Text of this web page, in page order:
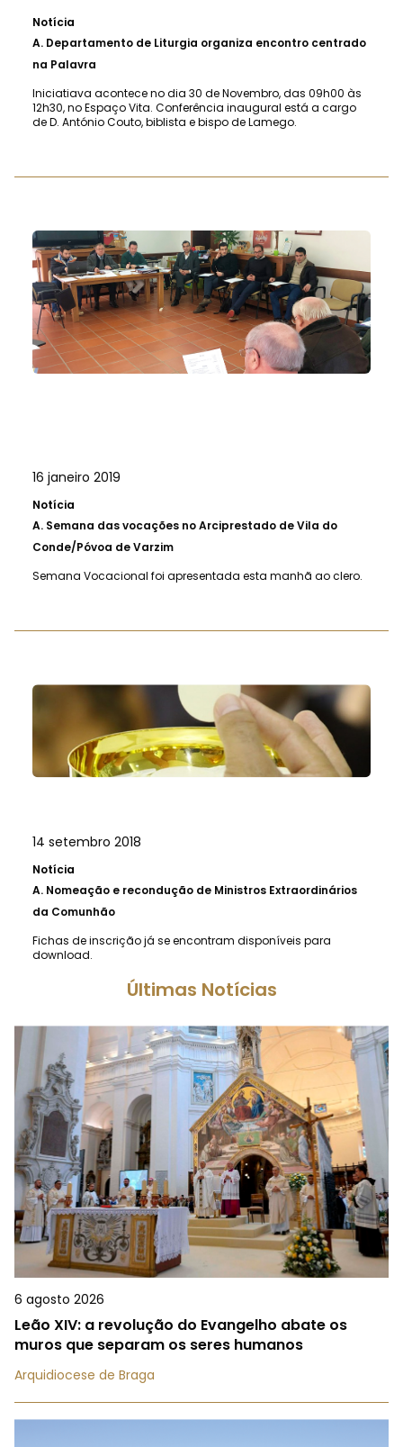
Notícia
A. Departamento de Liturgia organiza encontro centrado
na Palavra
Iniciatiava acontece no dia 30 de Novembro, das 09h00 às
12h30, no Espaço Vita. Conferência inaugural está a cargo
de D. António Couto, biblista e bispo de Lamego.
16 janeiro 2019
Notícia
A. Semana das vocações no Arciprestado de Vila do
Conde/Póvoa de Varzim
Semana Vocacional foi apresentada esta manhã ao clero.
14 setembro 2018
Notícia
A. Nomeação e recondução de Ministros Extraordinários
da Comunhão
Fichas de inscrição já se encontram disponíveis para
download.
Últimas Notícias
6 agosto 2026
Leão XIV: a revolução do Evangelho abate os
muros que separam os seres humanos
Arquidiocese de Braga